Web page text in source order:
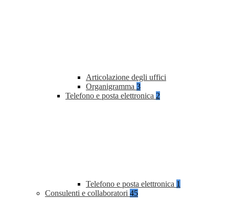
Articolazione degli uffici
Organigramma 3
Telefono e posta elettronica 2
Telefono e posta elettronica 1
Consulenti e collaboratori 45